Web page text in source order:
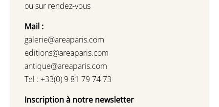
ou sur rendez-vous
Mail :
galerie@areaparis.com
editions@areaparis.com
antique@areaparis.com
Tel : +33(0) 9 81 79 74 73
Inscription à notre newsletter